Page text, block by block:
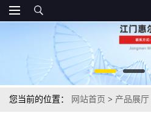
您当前的位置： 网站首页 > 产品展厅